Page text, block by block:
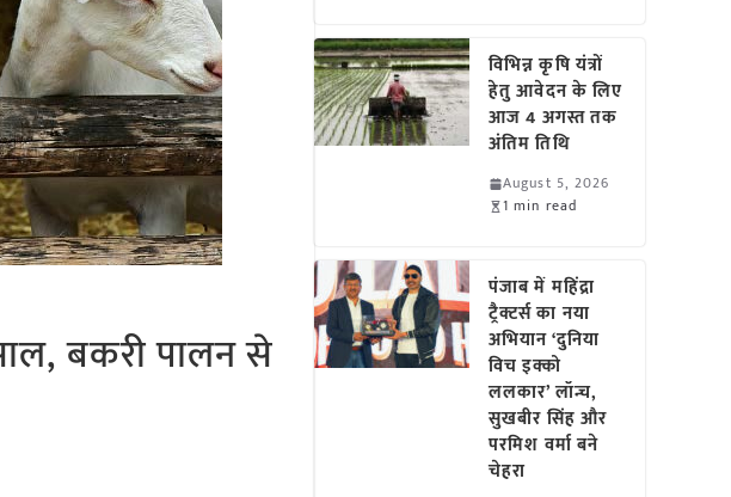
बकरी पालन से
विभिन्न कृषि यंत्रों
हेतु आवेदन के लिए
आज 4 अगस्त तक
अंतिम तिथि
August 5, 2026
1 min read
पंजाब में महिंद्रा
ट्रैक्टर्स का नया
अभियान ‘दुनिया
विच इक्को
ललकार’ लॉन्च,
सुखबीर सिंह और
परमिश वर्मा बने
चेहरा